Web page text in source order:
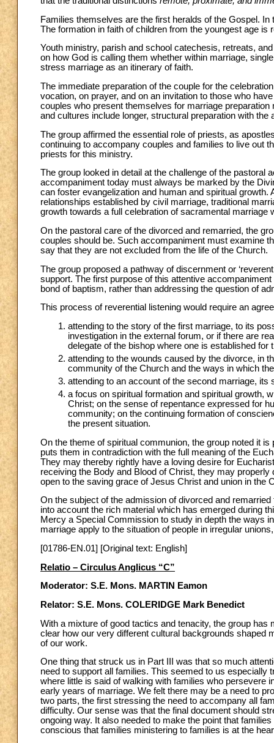
Families themselves are the first heralds of the Gospel.
The formation in faith of children from the youngest age
Youth ministry, parish and school catechesis, retreats,
on how God is calling them whether within marriage,
stress marriage as an itinerary of faith.
The immediate preparation of the couple for the
vocation, on prayer, and on an invitation to those who
couples who present themselves for marriage
and cultures include longer, structural preparation with
The group affirmed the essential role of priests, as
continuing to accompany couples and families to live out
priests for this ministry.
The group looked in detail at the challenge of the
accompaniment today must always be marked by the
can foster evangelization and human and spiritual
relationships established by civil marriage, traditional
growth towards a full celebration of sacramental marriage
On the pastoral care of the divorced and remarried, the
couples should be. Such accompaniment must examine
say that they are not excluded from the life of the Church.
The group proposed a pathway of discernment or
support. The first purpose of this attentive
bond of baptism, rather than addressing the question of
This process of reverential listening would require an
attending to the story of the first marriage, to its
investigation in the external forum, or if there are
delegate of the bishop where one is established for
attending to the wounds caused by the divorce, in
community of the Church and the ways in which
attending to an account of the second marriage,
a focus on spiritual formation and spiritual growth,
Christ; on the sense of repentance expressed for
community; on the continuing formation of
the present situation.
On the theme of spiritual communion, the group noted it
puts them in contradiction with the full meaning of the
They may thereby rightly have a loving desire for
receiving the Body and Blood of Christ, they may
open to the saving grace of Jesus Christ and union in the
On the subject of the admission of divorced and
into account the rich material which has emerged during
Mercy a Special Commission to study in depth the ways
marriage apply to the situation of people in irregular
[01786-EN.01] [Original text: English]
Relatio – Circulus Anglicus “C”
Moderator: S.E. Mons. MARTIN Eamon
Relator: S.E. Mons. COLERIDGE Mark Benedict
With a mixture of good tactics and tenacity, the group
clear how our very different cultural backgrounds shaped
of our work.
One thing that struck us in Part III was that so much
need to support all families. This seemed to us
where little is said of walking with families who persevere
early years of marriage. We felt there may be a need to
two parts, the first stressing the need to accompany all
difficulty. Our sense was that the final document should
ongoing way. It also needed to make the point that
conscious that families ministering to families is at the